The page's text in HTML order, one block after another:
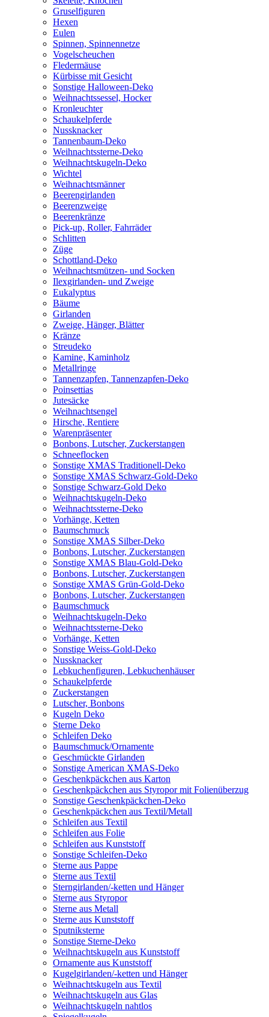
Gruselfiguren
Hexen
Eulen
Spinnen, Spinnennetze
Vogelscheuchen
Fledermäuse
Kürbisse mit Gesicht
Sonstige Halloween-Deko
Weihnachtssessel, Hocker
Kronleuchter
Schaukelpferde
Nussknacker
Tannenbaum-Deko
Weihnachtssterne-Deko
Weihnachtskugeln-Deko
Wichtel
Weihnachtsmänner
Beerengirlanden
Beerenzweige
Beerenkränze
Pick-up, Roller, Fahrräder
Schlitten
Züge
Schottland-Deko
Weihnachtsmützen- und Socken
Ilexgirlanden- und Zweige
Eukalyptus
Bäume
Girlanden
Zweige, Hänger, Blätter
Kränze
Streudeko
Kamine, Kaminholz
Metallringe
Tannenzapfen, Tannenzapfen-Deko
Poinsettias
Jutesäcke
Weihnachtsengel
Hirsche, Rentiere
Warenpräsenter
Bonbons, Lutscher, Zuckerstangen
Schneeflocken
Sonstige XMAS Traditionell-Deko
Sonstige XMAS Schwarz-Gold-Deko
Sonstige Schwarz-Gold Deko
Weihnachtskugeln-Deko
Weihnachtssterne-Deko
Vorhänge, Ketten
Baumschmuck
Sonstige XMAS Silber-Deko
Bonbons, Lutscher, Zuckerstangen
Sonstige XMAS Blau-Gold-Deko
Bonbons, Lutscher, Zuckerstangen
Sonstige XMAS Grün-Gold-Deko
Bonbons, Lutscher, Zuckerstangen
Baumschmuck
Weihnachtskugeln-Deko
Weihnachtssterne-Deko
Vorhänge, Ketten
Sonstige Weiss-Gold-Deko
Nussknacker
Lebkuchenfiguren, Lebkuchenhäuser
Schaukelpferde
Zuckerstangen
Lutscher, Bonbons
Kugeln Deko
Sterne Deko
Schleifen Deko
Baumschmuck/Ornamente
Geschmückte Girlanden
Sonstige American XMAS-Deko
Geschenkpäckchen aus Karton
Geschenkpäckchen aus Styropor mit Folienüberzug
Sonstige Geschenkpäckchen-Deko
Geschenkpäckchen aus Textil/Metall
Schleifen aus Textil
Schleifen aus Folie
Schleifen aus Kunststoff
Sonstige Schleifen-Deko
Sterne aus Pappe
Sterne aus Textil
Sterngirlanden/-ketten und Hänger
Sterne aus Styropor
Sterne aus Metall
Sterne aus Kunststoff
Sputniksterne
Sonstige Sterne-Deko
Weihnachtskugeln aus Kunststoff
Ornamente aus Kunststoff
Kugelgirlanden/-ketten und Hänger
Weihnachtskugeln aus Textil
Weihnachtskugeln aus Glas
Weihnachtskugeln nahtlos